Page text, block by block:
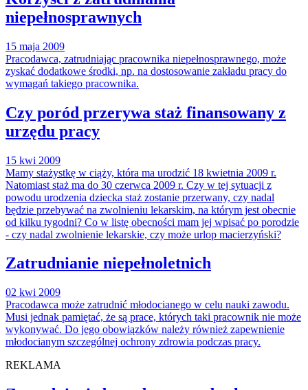
niepełnosprawnych
15 maja 2009
Pracodawca, zatrudniając pracownika niepełnosprawnego, może
zyskać dodatkowe środki, np. na dostosowanie zakładu pracy do
wymagań takiego pracownika.
Czy poród przerywa staż finansowany z
urzędu pracy
15 kwi 2009
Mamy stażystkę w ciąży, która ma urodzić 18 kwietnia 2009 r.
Natomiast staż ma do 30 czerwca 2009 r. Czy w tej sytuacji z
powodu urodzenia dziecka staż zostanie przerwany, czy nadal
będzie przebywać na zwolnieniu lekarskim, na którym jest obecnie
od kilku tygodni? Co w listę obecności mam jej wpisać po porodzie
- czy nadal zwolnienie lekarskie, czy może urlop macierzyński?
Zatrudnianie niepełnoletnich
02 kwi 2009
Pracodawca może zatrudnić młodocianego w celu nauki zawodu.
Musi jednak pamiętać, że są prace, których taki pracownik nie może
wykonywać. Do jego obowiązków należy również zapewnienie
młodocianym szczególnej ochrony zdrowia podczas pracy.
REKLAMA